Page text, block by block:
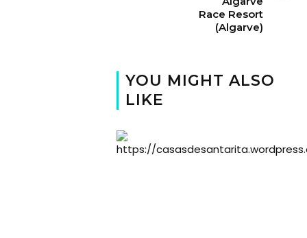
Race Resort
(Algarve)
YOU MIGHT ALSO
LIKE